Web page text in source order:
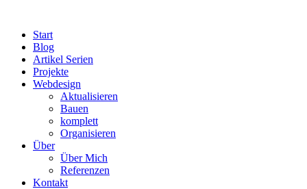
Start
Blog
Artikel Serien
Projekte
Webdesign
Aktualisieren
Bauen
komplett
Organisieren
Über
Über Mich
Referenzen
Kontakt